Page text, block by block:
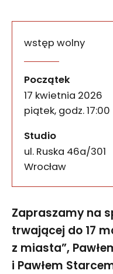
wstęp wolny
Zapraszamy na
Początek
17 kwietnia 2026
piątek, godz. 17:00
Studio
ul. Ruska 46a/301
50-079
Wrocław
Zapraszamy na
trwającej do 17
z miasta”,
i Pawłem